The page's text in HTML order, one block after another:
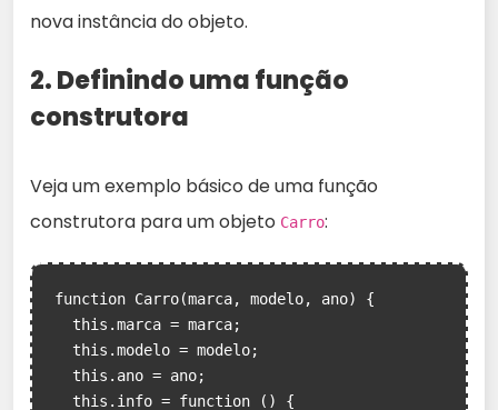
nova instância do objeto.
2. Definindo uma função
construtora
Veja um exemplo básico de uma função
construtora para um objeto Carro:
function Carro(marca, modelo, ano) {